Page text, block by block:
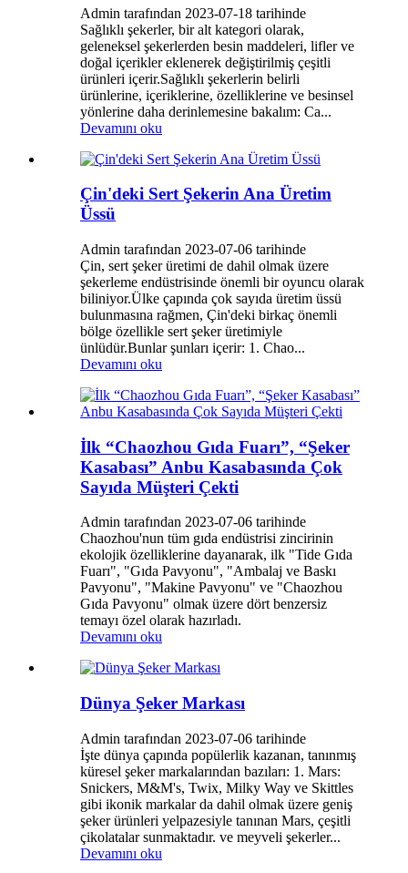
Admin tarafından 2023-07-18 tarihinde
Sağlıklı şekerler, bir alt kategori olarak,
geleneksel şekerlerden besin maddeleri, lifler ve
doğal içerikler eklenerek değiştirilmiş çeşitli
ürünleri içerir.Sağlıklı şekerlerin belirli
ürünlerine, içeriklerine, özelliklerine ve besinsel
yönlerine daha derinlemesine bakalım: Ca...
Devamını oku
Çin'deki Sert Şekerin Ana Üretim
Üssü
Admin tarafından 2023-07-06 tarihinde
Çin, sert şeker üretimi de dahil olmak üzere
şekerleme endüstrisinde önemli bir oyuncu olarak
biliniyor.Ülke çapında çok sayıda üretim üssü
bulunmasına rağmen, Çin'deki birkaç önemli
bölge özellikle sert şeker üretimiyle
ünlüdür.Bunlar şunları içerir: 1. Chao...
Devamını oku
İlk “Chaozhou Gıda Fuarı”, “Şeker
Kasabası” Anbu Kasabasında Çok
Sayıda Müşteri Çekti
Admin tarafından 2023-07-06 tarihinde
Chaozhou'nun tüm gıda endüstrisi zincirinin
ekolojik özelliklerine dayanarak, ilk "Tide Gıda
Fuarı", "Gıda Pavyonu", "Ambalaj ve Baskı
Pavyonu", "Makine Pavyonu" ve "Chaozhou
Gıda Pavyonu" olmak üzere dört benzersiz
temayı özel olarak hazırladı.
Devamını oku
Dünya Şeker Markası
Admin tarafından 2023-07-06 tarihinde
İşte dünya çapında popülerlik kazanan, tanınmış
küresel şeker markalarından bazıları: 1. Mars:
Snickers, M&M's, Twix, Milky Way ve Skittles
gibi ikonik markalar da dahil olmak üzere geniş
şeker ürünleri yelpazesiyle tanınan Mars, çeşitli
çikolatalar sunmaktadır. ve meyveli şekerler...
Devamını oku